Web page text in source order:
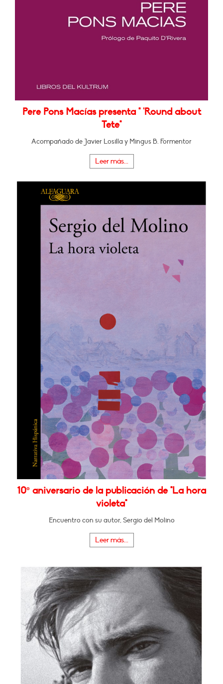
Pere Pons Macías presenta " 'Round about
Tete"
Acompañado de Javier Losilla y Mingus B. Formentor
Leer más...
10º aniversario de la publicación de "La hora
violeta"
Encuentro con su autor, Sergio del Molino
Leer más...